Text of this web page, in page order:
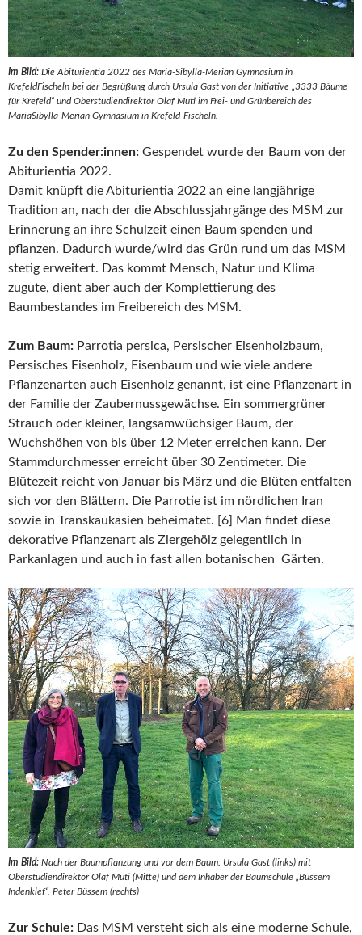
Im Bild: Die Abiturientia 2022 des Maria-Sibylla-Merian Gymnasium in
KrefeldFischeln bei der Begrüßung durch Ursula Gast von der Initiative „3333 Bäume
für Krefeld“ und Oberstudiendirektor Olaf Muti im Frei- und Grünbereich des
MariaSibylla-Merian Gymnasium in Krefeld-Fischeln.
Zu den Spender:innen: Gespendet wurde der Baum von der
Abiturientia 2022.
Damit knüpft die Abiturientia 2022 an eine langjährige
Tradition an, nach der die Abschlussjahrgänge des MSM zur
Erinnerung an ihre Schulzeit einen Baum spenden und
pflanzen. Dadurch wurde/wird das Grün rund um das MSM
stetig erweitert. Das kommt Mensch, Natur und Klima
zugute, dient aber auch der Komplettierung des
Baumbestandes im Freibereich des MSM.
Zum Baum: Parrotia persica, Persischer Eisenholzbaum,
Persisches Eisenholz, Eisenbaum und wie viele andere
Pflanzenarten auch Eisenholz genannt, ist eine Pflanzenart in
der Familie der Zaubernussgewächse. Ein sommergrüner
Strauch oder kleiner, langsamwüchsiger Baum, der
Wuchshöhen von bis über 12 Meter erreichen kann. Der
Stammdurchmesser erreicht über 30 Zentimeter. Die
Blütezeit reicht von Januar bis März und die Blüten entfalten
sich vor den Blättern. Die Parrotie ist im nördlichen Iran
sowie in Transkaukasien beheimatet. [6] Man findet diese
dekorative Pflanzenart als Ziergehölz gelegentlich in
Parkanlagen und auch in fast allen botanischen Gärten.
Im Bild: Nach der Baumpflanzung und vor dem Baum: Ursula Gast (links) mit
Oberstudiendirektor Olaf Muti (Mitte) und dem Inhaber der Baumschule „Büssem
Indenklef“, Peter Büssem (rechts)
Zur Schule: Das MSM versteht sich als eine moderne Schule,